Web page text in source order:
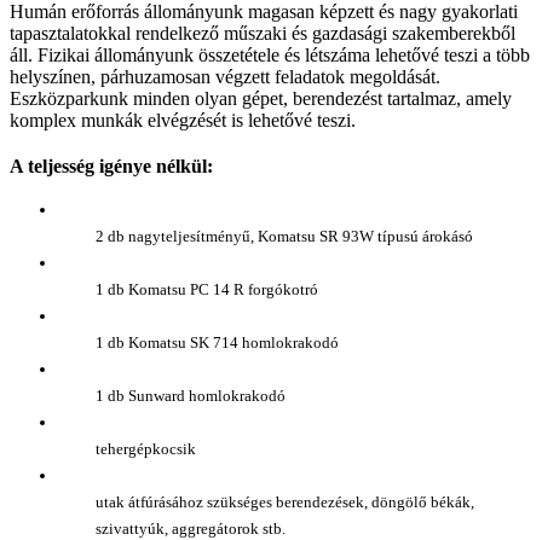
Humán erőforrás állományunk magasan képzett és nagy gyakorlati
tapasztalatokkal rendelkező műszaki és gazdasági szakemberekből
áll. Fizikai állományunk összetétele és létszáma lehetővé teszi a több
helyszínen, párhuzamosan végzett feladatok megoldását.
Eszközparkunk minden olyan gépet, berendezést tartalmaz, amely
komplex munkák elvégzését is lehetővé teszi.
A teljesség igénye nélkül:
2 db nagyteljesítményű, Komatsu SR 93W típusú árokásó
1 db Komatsu PC 14 R forgókotró
1 db Komatsu SK 714 homlokrakodó
1 db Sunward homlokrakodó
tehergépkocsik
utak átfúrásához szükséges berendezések, döngölő békák,
szivattyúk, aggregátorok stb.